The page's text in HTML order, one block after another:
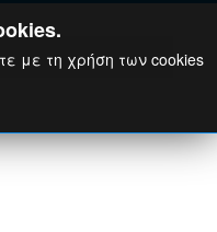
με τη χρήση των cookies